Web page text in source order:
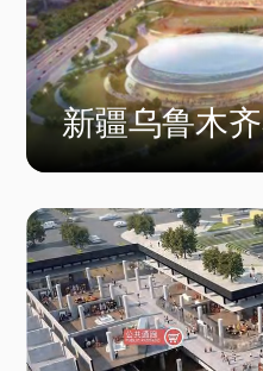
新疆乌鲁木